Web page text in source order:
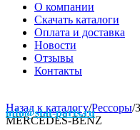
О компании
Скачать каталоги
Оплата и доставка
Новости
Отзывы
Контакты
info@stat-parts.ru
Назад к каталогу/Рессоры/
MERCEDES-BENZ